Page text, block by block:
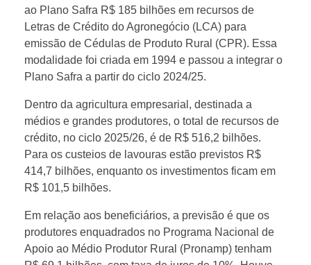
á
s
o
b
r
e
m
ao Plano Safra R$ 185 bilhões em recursos de
Letras de Crédito do Agronegócio (LCA) para
emissão de Cédulas de Produto Rural (CPR). Essa
modalidade foi criada em 1994 e passou a integrar o
Plano Safra a partir do ciclo 2024/25.
Dentro da agricultura empresarial, destinada a
médios e grandes produtores, o total de recursos de
crédito, no ciclo 2025/26, é de R$ 516,2 bilhões.
Para os custeios de lavouras estão previstos R$
414,7 bilhões, enquanto os investimentos ficam em
R$ 101,5 bilhões.
Em relação aos beneficiários, a previsão é que os
produtores enquadrados no Programa Nacional de
Apoio ao Médio Produtor Rural (Pronamp) tenham